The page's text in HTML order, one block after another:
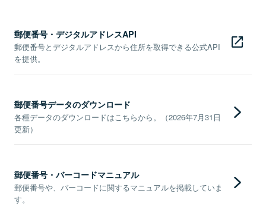
郵便番号・デジタルアドレスAPI
郵便番号とデジタルアドレスから住所を取得できる公式API
を提供。
郵便番号データのダウンロード
各種データのダウンロードはこちらから。（2026年7月31日
更新）
郵便番号・バーコードマニュアル
郵便番号や、バーコードに関するマニュアルを掲載していま
す。